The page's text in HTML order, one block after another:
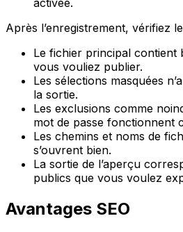
activée.
Après l’enregistrement, vérifiez
Le fichier principal contient
vous vouliez publier.
Les sélections masquées
la sortie.
Les exclusions comme
mot de passe fonctionnent
Les chemins et noms de
s’ouvrent bien.
La sortie de l’aperçu
publics que vous voulez
Avantages SEO